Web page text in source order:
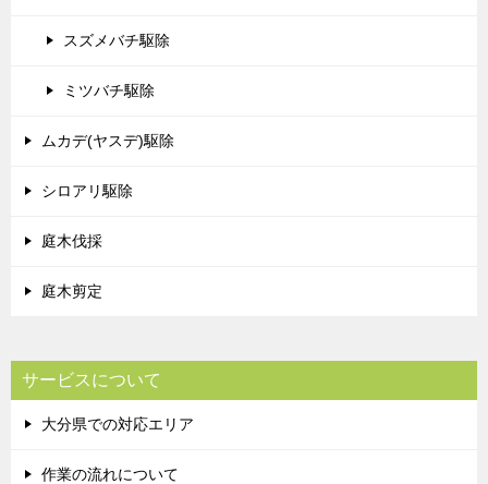
スズメバチ駆除
ミツバチ駆除
ムカデ(ヤスデ)駆除
シロアリ駆除
庭木伐採
庭木剪定
サービスについて
大分県での対応エリア
作業の流れについて